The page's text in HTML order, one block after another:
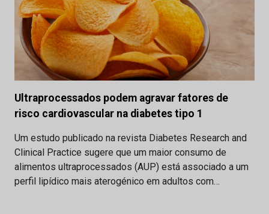
Ultraprocessados podem agravar fatores de
risco cardiovascular na diabetes tipo 1
Um estudo publicado na revista Diabetes Research and
Clinical Practice sugere que um maior consumo de
alimentos ultraprocessados (AUP) está associado a um
perfil lipídico mais aterogénico em adultos com…